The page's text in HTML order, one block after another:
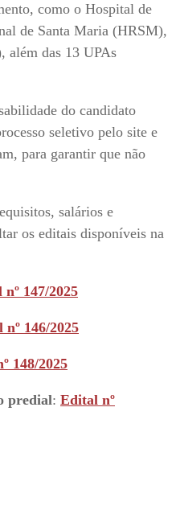
como o Hospital de
de Santa Maria (HRSM),
além das 13 UPAs
do candidato
seletivo pelo site e
para garantir que não
salários e
os editais disponíveis na
147/2025
146/2025
148/2025
predial: Edital nº